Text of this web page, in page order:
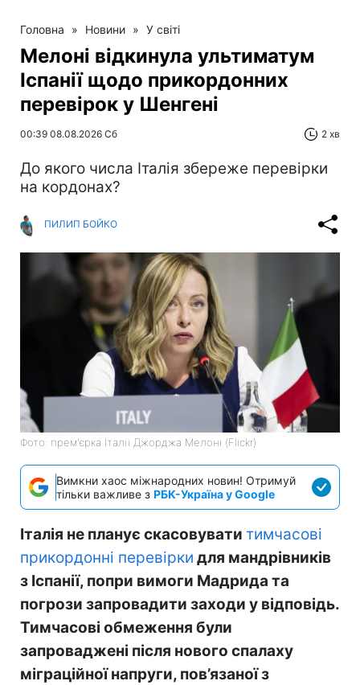
Головна » Новини » У світі
Мелоні відкинула ультиматум
Іспанії щодо прикордонних
перевірок у Шенгені
00:39 08.08.2026 Сб 2 хв
До якого числа Італія збереже перевірки
на кордонах?
ПИЛИП БОЙКО
Фото: прем'єрка Італії Джорджа Мелоні (Flickr)
Вимкни хаос міжнародних новин! Отримуй
тільки важливе з РБК-Україна у Google
Італія не планує скасовувати тимчасові
прикордонні перевірки для мандрівників
з Іспанії, попри вимоги Мадрида та
погрози запровадити заходи у відповідь.
Тимчасові обмеження були
запроваджені після нового спалаху
міграційної напруги, пов’язаної з